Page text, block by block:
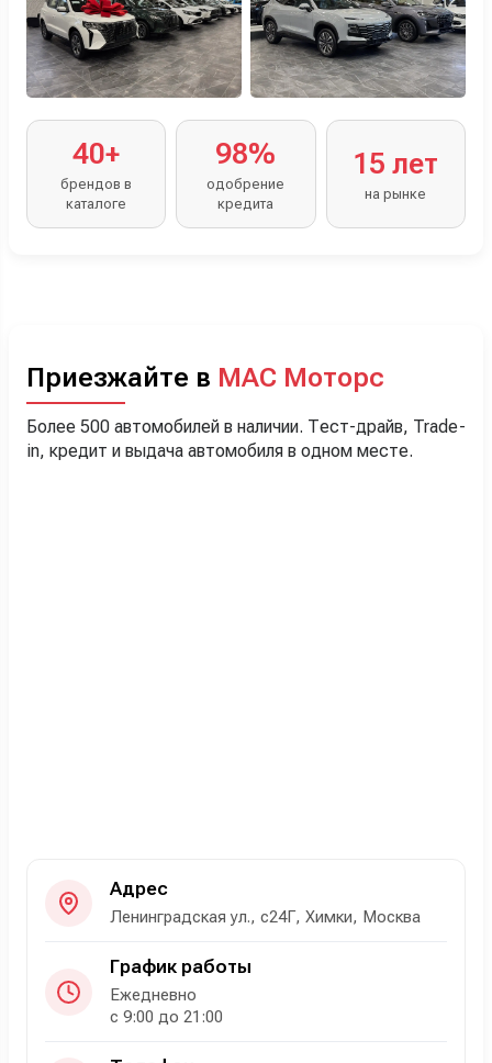
40+
брендов в
каталоге
98%
одобрение
кредита
15 лет
на рынке
Приезжайте в МАС Моторс
Более 500 автомобилей в наличии. Тест-драйв, Trade-
in, кредит и выдача автомобиля в одном месте.
Адрес
Ленинградская ул., с24Г, Химки, Москва
График работы
Ежедневно
с 9:00 до 21:00